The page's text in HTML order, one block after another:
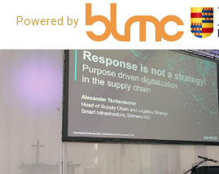
Powered by